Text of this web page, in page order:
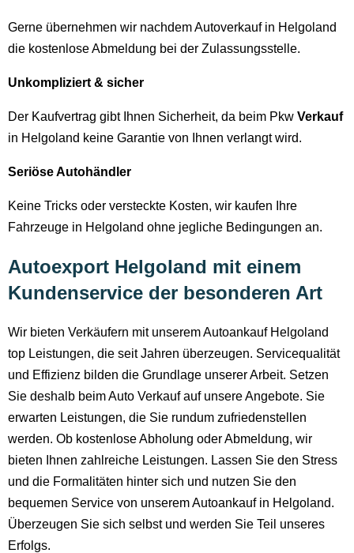
Gerne übernehmen wir nachdem Autoverkauf in Helgoland
die kostenlose Abmeldung bei der Zulassungsstelle.
Unkompliziert & sicher
Der Kaufvertrag gibt Ihnen Sicherheit, da beim Pkw Verkauf
in Helgoland keine Garantie von Ihnen verlangt wird.
Seriöse Autohändler
Keine Tricks oder versteckte Kosten, wir kaufen Ihre
Fahrzeuge in Helgoland ohne jegliche Bedingungen an.
Autoexport Helgoland mit einem
Kundenservice der besonderen Art
Wir bieten Verkäufern mit unserem Autoankauf Helgoland
top Leistungen, die seit Jahren überzeugen. Servicequalität
und Effizienz bilden die Grundlage unserer Arbeit. Setzen
Sie deshalb beim Auto Verkauf auf unsere Angebote. Sie
erwarten Leistungen, die Sie rundum zufriedenstellen
werden. Ob kostenlose Abholung oder Abmeldung, wir
bieten Ihnen zahlreiche Leistungen. Lassen Sie den Stress
und die Formalitäten hinter sich und nutzen Sie den
bequemen Service von unserem Autoankauf in Helgoland.
Überzeugen Sie sich selbst und werden Sie Teil unseres
Erfolgs.